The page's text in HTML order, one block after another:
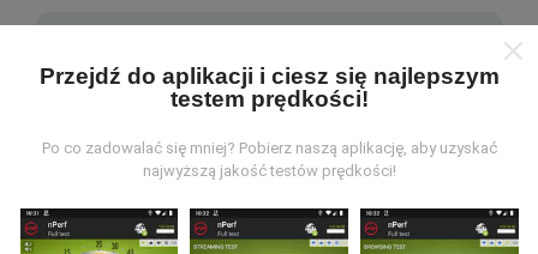
Skąd pochodzą dane?
przez użytkowników aplikacji nPerf. Są to testy
przeprowadzane w warunkach rzeczywistych,
Przejdź do aplikacji i ciesz się najlepszym
testem prędkości!
Po co zadowalać się mniej? Pobierz naszą aplikację, aby uzyskać
najwyższą jakość testów prędkości!